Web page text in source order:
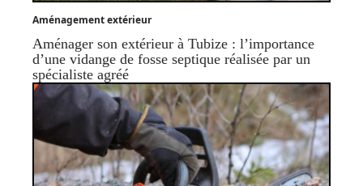
Aménagement extérieur
Aménager son extérieur à Tubize : l’importance
d’une vidange de fosse septique réalisée par un
spécialiste agréé